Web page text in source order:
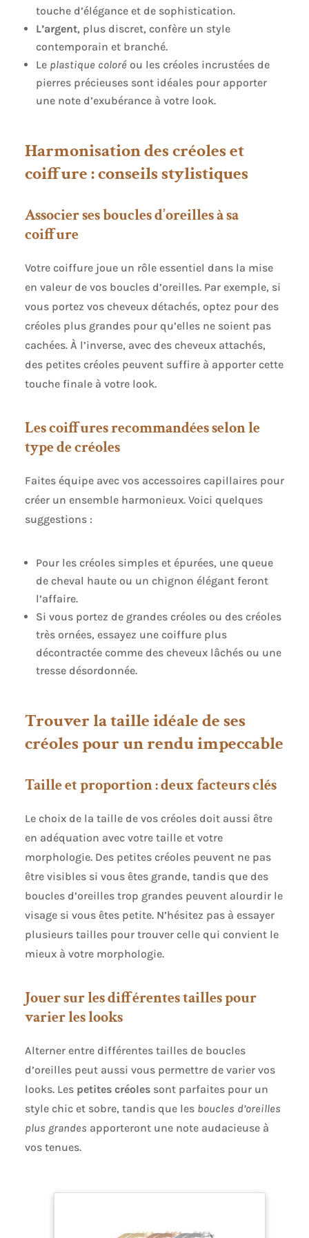
de bijouterie. Lot pratique de 6 pièces pour une
variété de styles : l'ensemble contient un paire de
ayez les boucles d'oreilles à portée de main pour
chaque occasion. L'emballage compact (15 × 10,5
× 1,9 cm) est idéal pour les voyages ou pour ranger
dans le tiroir à bijoux. En raison de son poids
léger (43 g), l'ensemble est également un cadeau
doux pour conserver l'éclat. Rangez-les
rayures. Ne pas mettre en contact avec des
idéales pour les femmes à la mode qui aiment
touche d’élégance et de sophistication.
L’argent, plus discret, confère un style
contemporain et branché.
Le plastique coloréou les créoles incrustées de
pierres précieuses sont idéales pour apporter
une note d’exubérance à votre look.
Harmonisation des créoles et
coiffure : conseils stylistiques
Associer ses boucles d’oreilles à sa
coiffure
Votre coiffure joue un rôle essentiel dans la mise
en valeur de vos boucles d’oreilles. Par exemple, si
vous portez vos cheveux détachés, optez pour des
créoles plus grandes pour qu’elles ne soient pas
cachées. À l’inverse, avec des cheveux attachés,
des petites créoles peuvent suffire à apporter cette
touche finale à votre look.
Les coiffures recommandées selon le
type de créoles
Faites équipe avec vos accessoires capillaires pour
créer un ensemble harmonieux. Voici quelques
suggestions :
Pour les créoles simples et épurées, une queue
de cheval haute ou un chignon élégant feront
l’affaire.
Si vous portez de grandes créoles ou des créoles
très ornées, essayez une coiffure plus
décontractée comme des cheveux lâchés ou une
tresse désordonnée.
Trouver la taille idéale de ses
créoles pour un rendu impeccable
Taille et proportion : deux facteurs clés
Le choix de la taille de vos créoles doit aussi être
en adéquation avec votre taille et votre
morphologie. Des petites créoles peuvent ne pas
être visibles si vous êtes grande, tandis que des
boucles d’oreilles trop grandes peuvent alourdir le
visage si vous êtes petite. N’hésitez pas à essayer
plusieurs tailles pour trouver celle qui convient le
mieux à votre morphologie.
Jouer sur les différentes tailles pour
varier les looks
Alterner entre différentes tailles de boucles
d’oreilles peut aussi vous permettre de varier vos
looks. Les petites créolessont parfaites pour un
style chic et sobre, tandis que les boucles d’oreilles
plus grandes apporteront une note audacieuse à
vos tenues.